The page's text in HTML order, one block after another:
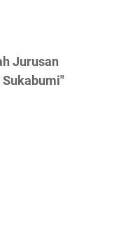
Jurusan
Sukabumi"